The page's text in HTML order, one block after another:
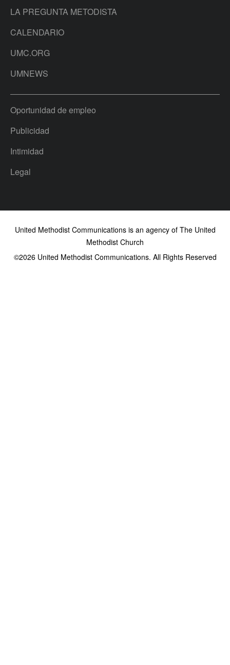
LA PREGUNTA METODISTA
CALENDARIO
UMC.ORG
UMNEWS
Oportunidad de empleo
Publicidad
Intimidad
Legal
United Methodist Communications is an agency of The United
Methodist Church
©2026United Methodist Communications. All Rights Reserved